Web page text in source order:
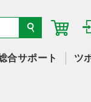
合サポート ツ